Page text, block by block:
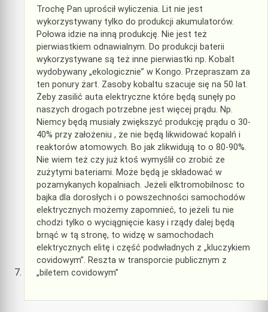
Trochę Pan uprościł wyliczenia. Lit nie jest
wykorzystywany tylko do produkcji akumulatorów.
Połowa idzie na inną produkcję. Nie jest też
pierwiastkiem odnawialnym. Do produkcji baterii
wykorzystywane są też inne pierwiastki np. Kobalt
wydobywany „ekologicznie” w Kongo. Przepraszam za
ten ponury żart. Zasoby kobaltu szacuje się na 50 lat.
Żeby zasilić auta elektryczne które będą sunęły po
naszych drogach potrzebne jest więcej prądu. Np.
Niemcy będą musiały zwiększyć produkcję prądu o 30-
40% przy założeniu , że nie będą likwidować kopalń i
reaktorów atomowych. Bo jak zlikwidują to o 80-90%.
Nie wiem też czy już ktoś wymyślił co zrobić ze
zużytymi bateriami. Może będą je składować w
pozamykanych kopalniach. Jeżeli elktromobilnosc to
bajka dla dorosłych i o powszechności samochodów
elektrycznych możemy zapomnieć, to jeżeli tu nie
chodzi tylko o wyciągnięcie kasy i rządy dalej będą
brnąć w tą stronę, to widzę w samochodach
elektrycznych elitę i część podwładnych z „kluczykiem
covidowym”. Reszta w transporcie publicznym z
„biletem covidowym”